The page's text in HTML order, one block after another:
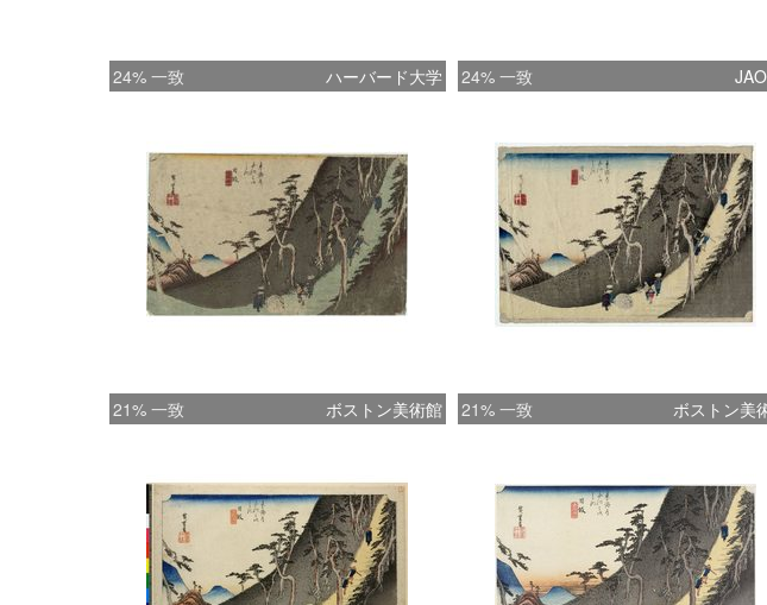
24% 一致 ハーバード大学 24% 一致
21% 一致 ボストン美術館 21% 一致 ボストン美